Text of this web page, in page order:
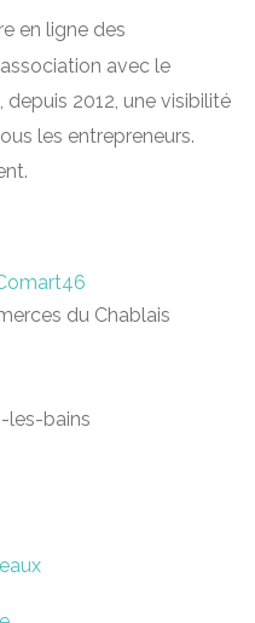
en ligne des
avec le
depuis 2012, une visibilité
les entrepreneurs.
du Chablais
les-bains